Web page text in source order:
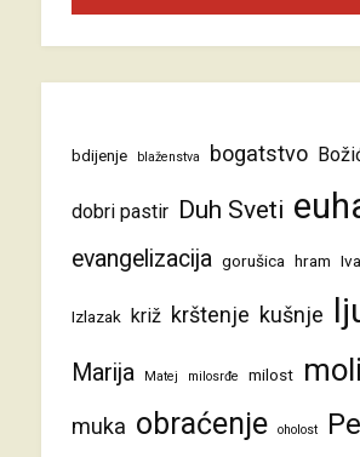
bdijenje blaženstva bogatstvo
dobri pastir Duh Sveti
evangelizacija gorušica hram
Izlazak križ krštenje kušnje
Marija Matej milosrđe milost
muka obraćenje oholost